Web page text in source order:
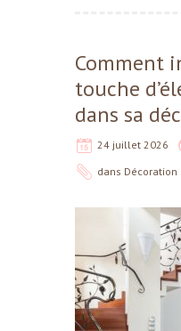
Comment
touche
dans sa
24 juillet 2026
dans Décoration